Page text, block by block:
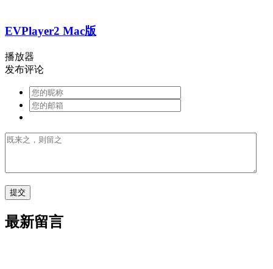
EVPlayer2 Mac版
播放器
发布评论
最新留言